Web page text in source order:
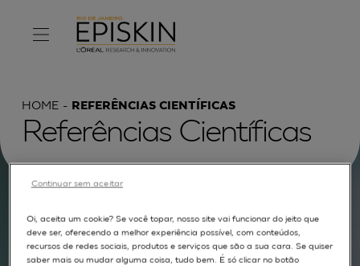
HOME REFERÊNCIAS CIENTÍFICAS
Referências Científicas
TEXTO COMPLETO MODELOS APLICAÇÕES
Oi, aceita um cookie? Se você topar, nosso site vai funcionar do jeito que
deve ser, oferecendo a melhor experiência possível, com conteúdos,
recursos de redes sociais, produtos e serviços que são a sua cara. Se quiser
saber mais ou mudar alguma coisa, tudo bem. É só clicar no botão
Continuar sem aceitar